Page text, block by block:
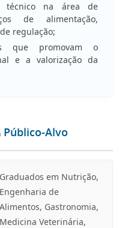
técnico na área de
de alimentação,
regulação;
que promovam o
e a valorização da
Público-Alvo
Graduados em Nutrição,
Engenharia de
Alimentos, Gastronomia,
Medicina Veterinária,